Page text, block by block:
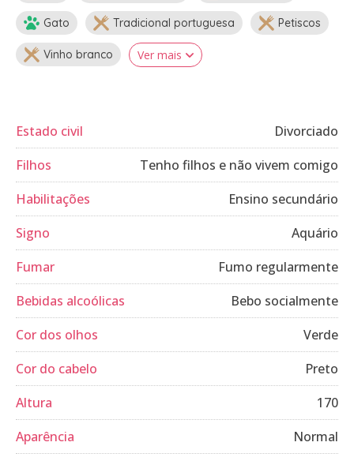
Gato Tradicional portuguesa Petiscos
Vinho branco Ver mais
Estado civil
Divorciado
Filhos
Tenho filhos e não vivem comigo
Habilitações
Ensino secundário
Signo
Aquário
Fumar
Fumo regularmente
Bebidas alcoólicas
Bebo socialmente
Cor dos olhos
Verde
Cor do cabelo
Preto
Altura
170
Aparência
Normal